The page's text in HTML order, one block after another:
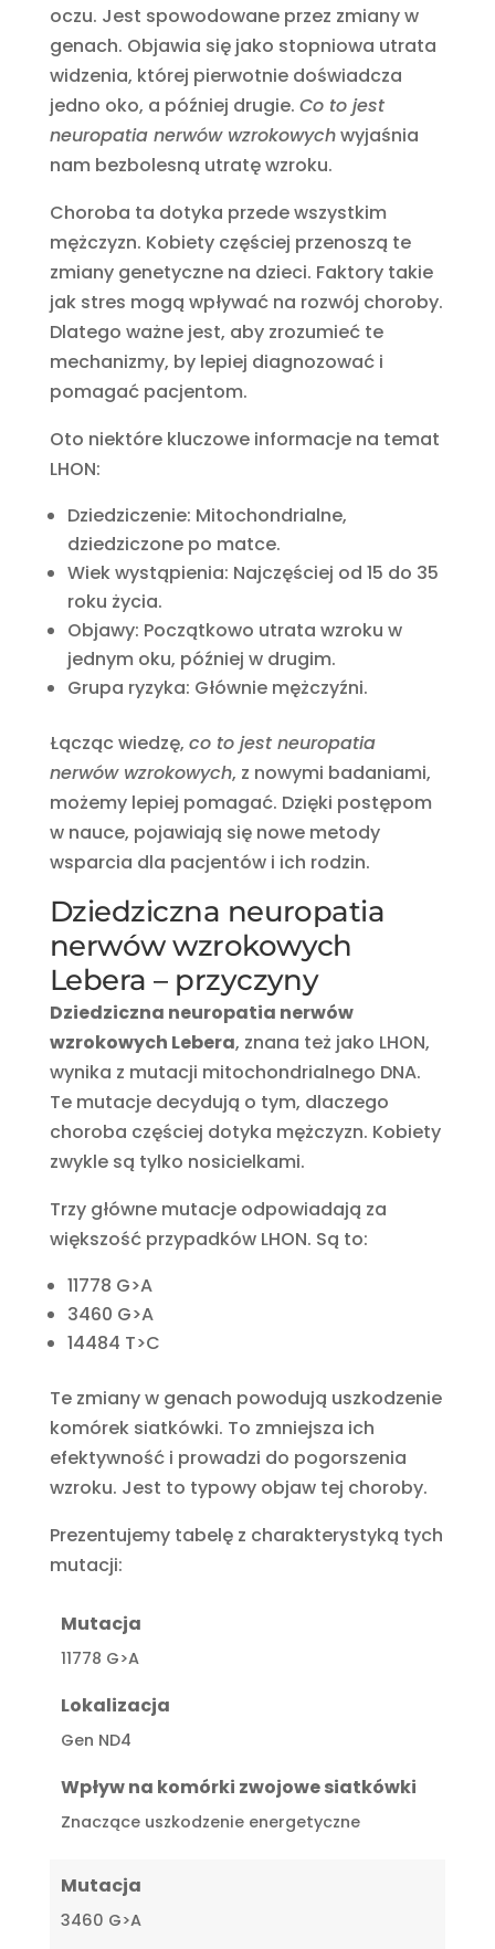
oczu. Jest spowodowane przez zmiany w
genach. Objawia się jako stopniowa utrata
widzenia, której pierwotnie doświadcza
jedno oko, a później drugie. Co to jest
neuropatia nerwów wzrokowychwyjaśnia
nam bezbolesną utratę wzroku.
Choroba ta dotyka przede wszystkim
mężczyzn. Kobiety częściej przenoszą te
zmiany genetyczne na dzieci. Faktory takie
jak stres mogą wpływać na rozwój choroby.
Dlatego ważne jest, aby zrozumieć te
mechanizmy, by lepiej diagnozować i
pomagać pacjentom.
Oto niektóre kluczowe informacje na temat
LHON:
Dziedziczenie: Mitochondrialne,
dziedziczone po matce.
Wiek wystąpienia: Najczęściej od 15 do 35
roku życia.
Objawy: Początkowo utrata wzroku w
jednym oku, później w drugim.
Grupa ryzyka: Głównie mężczyźni.
Łącząc wiedzę, co to jest neuropatia
nerwów wzrokowych, z nowymi badaniami,
możemy lepiej pomagać. Dzięki postępom
w nauce, pojawiają się nowe metody
wsparcia dla pacjentów i ich rodzin.
Dziedziczna neuropatia
nerwów wzrokowych
Lebera – przyczyny
Dziedziczna neuropatia nerwów
wzrokowych Lebera, znana też jako LHON,
wynika z mutacji mitochondrialnego DNA.
Te mutacje decydują o tym, dlaczego
choroba częściej dotyka mężczyzn. Kobiety
zwykle są tylko nosicielkami.
Trzy główne mutacje odpowiadają za
większość przypadków LHON. Są to:
11778 G>A
3460 G>A
14484 T>C
Te zmiany w genach powodują uszkodzenie
komórek siatkówki. To zmniejsza ich
efektywność i prowadzi do pogorszenia
wzroku. Jest to typowy objaw tej choroby.
Prezentujemy tabelę z charakterystyką tych
mutacji:
Mutacja
11778 G>A
Lokalizacja
Gen ND4
Wpływ na komórki zwojowe siatkówki
Znaczące uszkodzenie energetyczne
Mutacja
3460 G>A